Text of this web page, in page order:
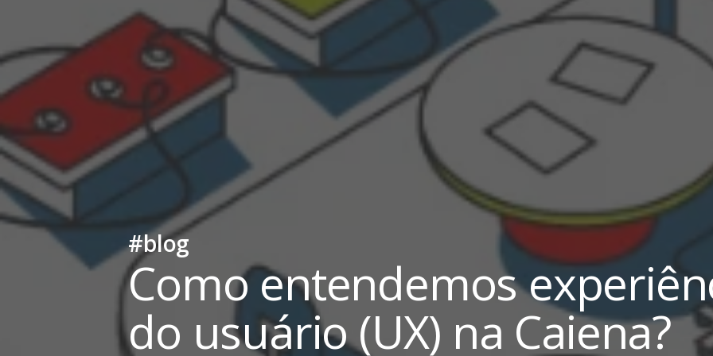
#blog
Como entendemos
do usuário (UX) na Caiena?